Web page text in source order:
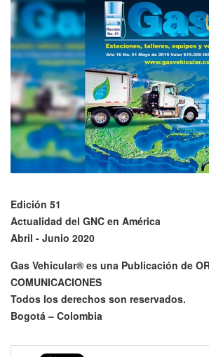
Edición 51
Actualidad del GNC en América
Abril - Junio 2020
Gas Vehicular® es una Publicación de
COMUNICACIONES
Todos los derechos son reservados.
Bogotá – Colombia